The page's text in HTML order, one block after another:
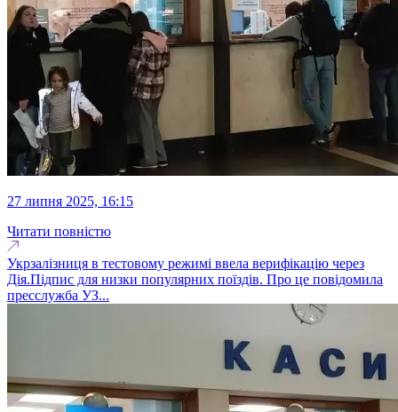
27 липня 2025, 16:15
Читати повністю
Укрзалізниця в тестовому режимі ввела верифікацію через
Дія.Підпис для низки популярних поїздів. Про це повідомила
пресслужба УЗ...